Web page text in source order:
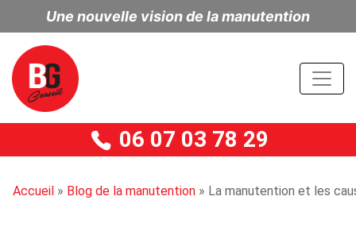
Une nouvelle vision de la manutention
06 07 03 78 29
Accueil » Blog de la manutention » La manutention et les